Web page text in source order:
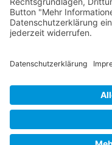
73614 Schorndorf
Telefon. 07181
E-Mail:fromm@der-
Der